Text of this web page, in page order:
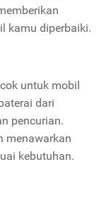
kamu diperbaiki.
untuk mobil
dari
pencurian.
menawarkan
kebutuhan.